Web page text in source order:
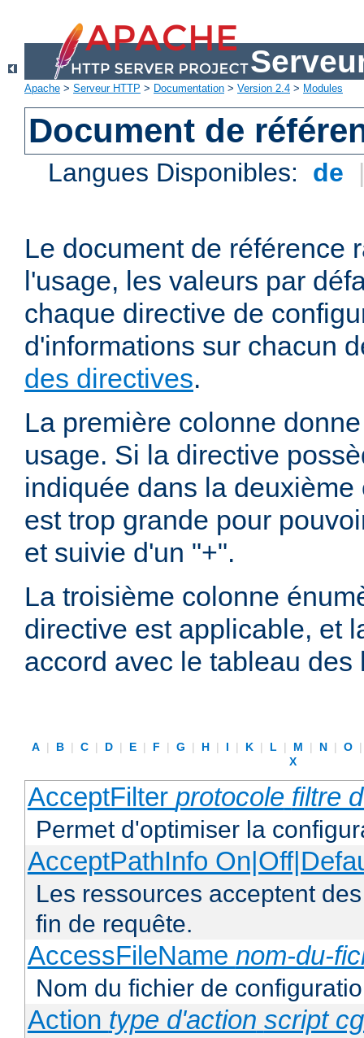
Apache > Serveur HTTP > Documentation > Version 2.4 > Modules
Document de
Langues Disponibles: de
Le document de référence
l'usage, les valeurs par
chaque directive de
d'informations sur chacun
des directives.
La première colonne
usage. Si la directive
indiquée dans la
est trop grande pour
et suivie d'un "+".
La troisième colonne
directive est applicable, et
accord avec le tableau
A | B | C | D | E | F | G | H | I | K | L | M | N | O
X
AcceptFilter protocole filtre
Permet d'optimiser la
AcceptPathInfo
Les ressources acceptent
fin de requête.
AccessFileName nom-du-
Nom du fichier de
Action type d'action script